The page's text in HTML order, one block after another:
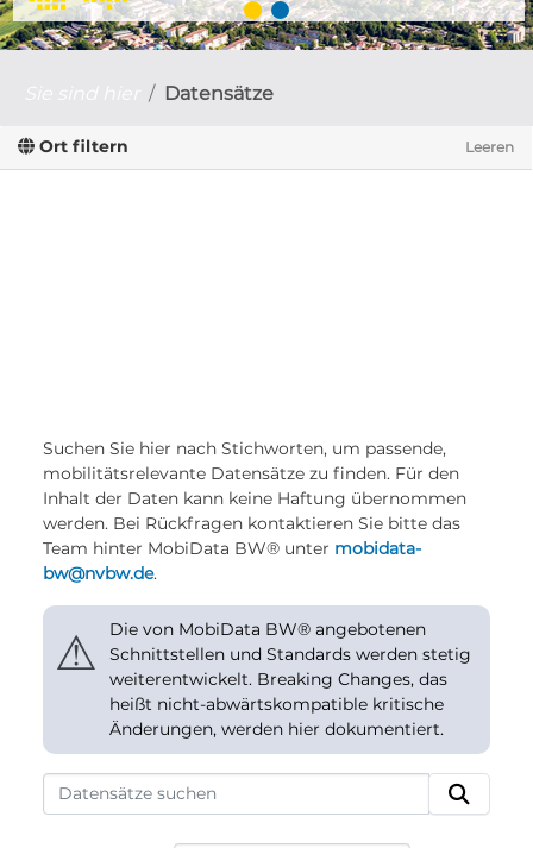
Datensätze
Ort filtern Leeren
Suchen Sie hier nach Stichworten, um passende,
mobilitätsrelevante Datensätze zu finden. Für den
Inhalt der Daten kann keine Haftung übernommen
werden. Bei Rückfragen kontaktieren Sie bitte das
Team hinter MobiData BW® unter mobidata-
bw@nvbw.de.
⚠
Die von MobiData BW® angebotenen
Schnittstellen und Standards werden stetig
weiterentwickelt. Breaking Changes, das
heißt nicht-abwärtskompatible kritische
Änderungen, werden hier dokumentiert.